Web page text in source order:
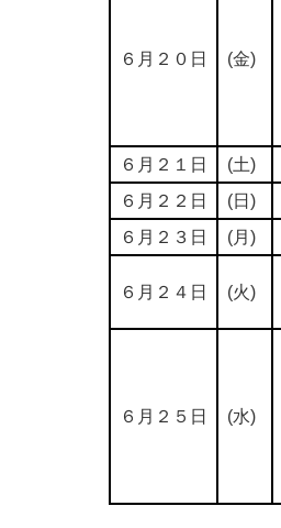
６月２０日 (金)
６月２１日
(土)
６月２２日
(日)
６月２３日
(月)
６月２４日 (火)
６月２５日 (水)